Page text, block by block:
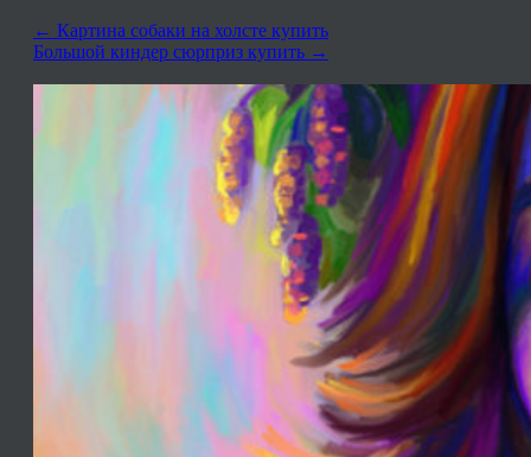
← Картина собаки на холсте купить
Большой киндер сюрприз купить →